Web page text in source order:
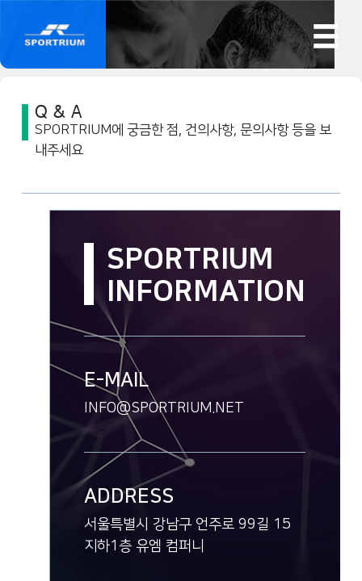
Q & A
SPORTRIUM에 궁금한 점, 건의사항, 문의사항 등을 보
내주세요
SPORTRIUM
INFORMATION
E-MAIL
INFO@SPORTRIUM.NET
ADDRESS
서울특별시 강남구 언주로 99길 15
지하1층 유엠 컴퍼니